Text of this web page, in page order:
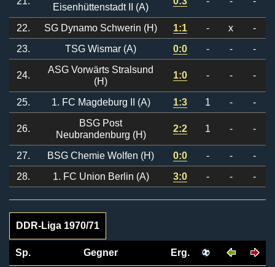
Eisenhüttenstadt II (A)
22. SG Dynamo Schwerin (H) 1:1 - x
-
23.
TSG Wismar (A) 0:0 - - -
24.
ASG Vorwärts Stralsund
(H)
1:0 - - -
25. 1. FC Magdeburg II (A) 1:3 1 - -
26.
BSG Post
Neubrandenburg (H)
2:2 1 - -
27. BSG Chemie Wolfen (H) 0:0 - -
-
28.
1. FC Union Berlin (A) 3:0 - - -
DDR-Liga 1970/71
Sp. Gegner Erg.